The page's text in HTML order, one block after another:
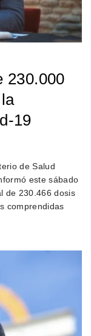
230.000
19
de Salud
este sábado
de 230.466 dosis
comprendidas